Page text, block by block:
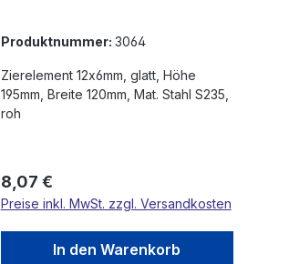
Produktnummer: 3064
Zierelement 12x6mm, glatt, Höhe
195mm, Breite 120mm, Mat. Stahl S235,
roh
Regulärer Preis:
8,07 €
Preise inkl. MwSt. zzgl. Versandkosten
In den Warenkorb